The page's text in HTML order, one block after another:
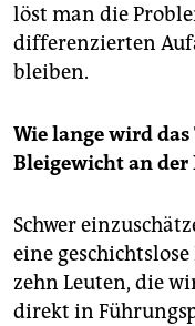
löst man die
differenzierten
bleiben.
Wie lange wird
Bleigewicht an
Schwer
eine
zehn Leuten, die
direkt in